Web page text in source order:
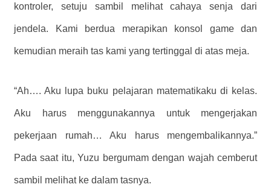
kontroler, setuju sambil melihat cahaya senja dari
jendela. Kami berdua merapikan konsol game dan
kemudian meraih tas kami yang tertinggal di atas meja.
“Ah…. Aku lupa buku pelajaran matematikaku di kelas.
Aku harus menggunakannya untuk mengerjakan
pekerjaan rumah… Aku harus mengembalikannya.”
Pada saat itu, Yuzu bergumam dengan wajah cemberut
sambil melihat ke dalam tasnya.